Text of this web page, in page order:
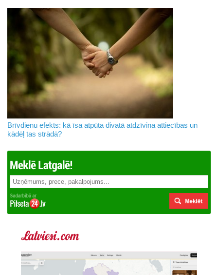
Brīvdienu efekts: kā īsa atpūta divatā atdzīvina attiecības un
kādēļ tas strādā?